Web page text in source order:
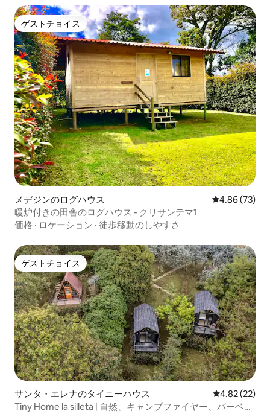
ゲストチョイス
ゲストチョイス
メデジンのログハウス レビュー73
4.86 (73)
暖炉付きの田舎のログハウス - クリサンテマ1
価格 · ロケーション · 徒歩移動のしやすさ
ゲストチョイス
ゲストチョイス
サンタ・エレナのタイニーハウス レビュー22
4.82 (22)
Tiny Home la silleta | 自然、キャンプファイヤー、バーベキ